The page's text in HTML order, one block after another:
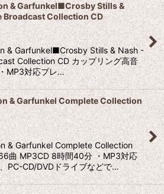
& Garfunkel■Crosby Stills &
Broadcast Collection CD
& Garfunkel■Crosby Stills & Nash -
Collection CD カップリング高音
MP3対応プレ…
& Garfunkel Complete Collection
& Garfunkel Complete Collection
曲 MP3CD 8時間40分 ・MP3対応
PC-CD/DVDドライブなどで…